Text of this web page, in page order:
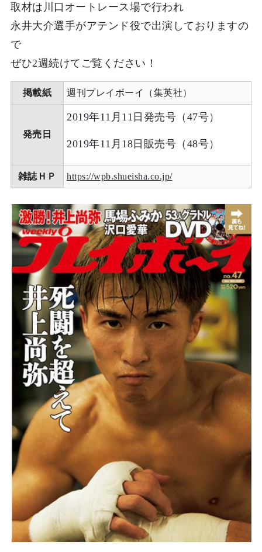
取材は川口オートレース場で行われ
永井大介選手がアテンド役で出演しておりますの
で
ぜひ2週続けてご覧ください！
掲載紙 週刊プレイボーイ（集英社）
発売日
2019年11月11日発売号（47号）
2019年11月18日販売号（48号）
雑誌ＨＰ https://wpb.shueisha.co.jp/